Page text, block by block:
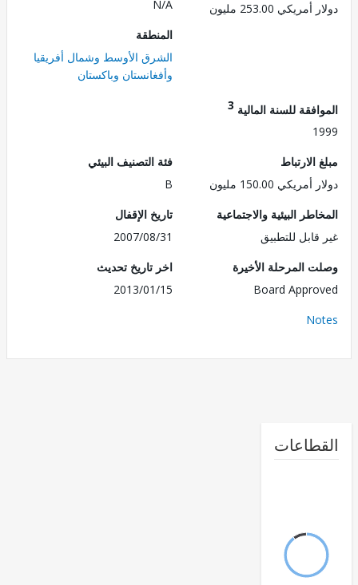
253.00 مليون
الشرق الأوسط وشمال أفريقيا
وأفغانستان وباكستان
للسنة المالية3
150.00 مليون
فئة التصنيف البيئي
B
البيئية والاجتماعية
للتطبيق
تاريخ الإقفال
2007/08/31
المرحلة الأخيرة
Board
اخر تاريخ تحديث
2013/01/15